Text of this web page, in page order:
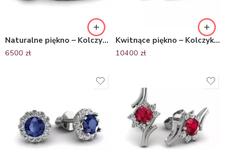
Naturalne piękno – Kolczyki z z białego złota Diamond Sky z brylantami
6500 zł
Kwitnące piękno – Kolczyki z białego złota z diamentami i szafirami
10400 zł